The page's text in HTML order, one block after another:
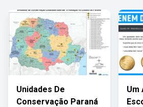
Unidades De
Conservação Paraná
Um